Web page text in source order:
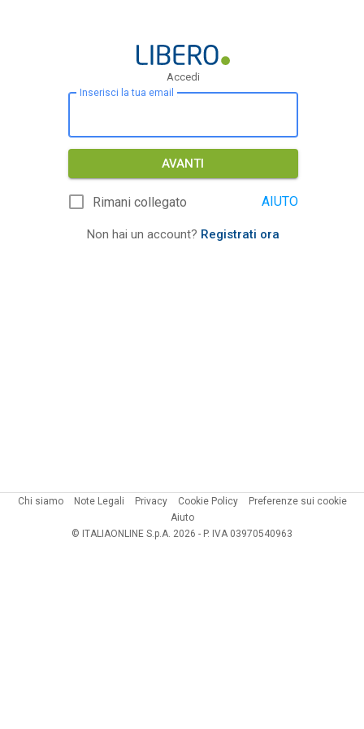
Accedi
Inserisci la tua email
AVANTI
Rimani collegato AIUTO
Non hai un account? Registrati ora
Chi siamo Note Legali Privacy Cookie Policy
Preferenze sui cookie
Aiuto
© ITALIAONLINE S.p.A. 2026 - P. IVA 03970540963